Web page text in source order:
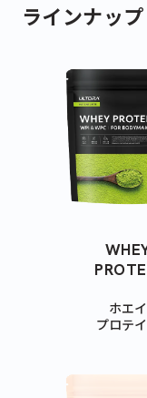
ラインナップ
ホエイ
プロテ